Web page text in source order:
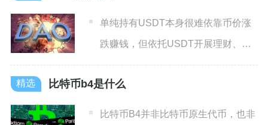
单纯持有USDT本身很难依靠币价涨
跌赚钱，但依托USDT开展理财、套
利、币种交易等合规市场
比特币b4是什么
比特币B4并非比特币原生代币，也非